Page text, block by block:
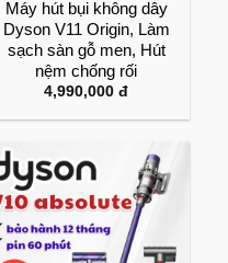
Máy hút bụi không dây
Dyson V11 Origin, Làm
sạch sàn gỗ men, Hút
nệm chống rối
4,990,000 đ